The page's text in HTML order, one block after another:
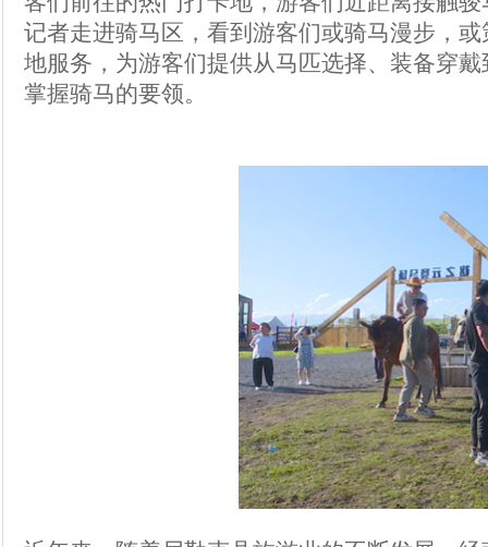
记者走进骑马区，看到游客们或骑马漫步，
地服务，为游客们提供从马匹选择、装备穿
掌握骑马的要领。